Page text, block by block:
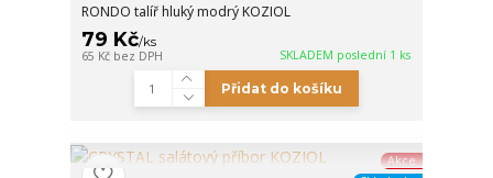
RONDO talíř hluký modrý KOZIOL
79 Kč/ks
65 Kč bez DPH SKLADEM poslední 1 ks
Přidat do košíku
Akce